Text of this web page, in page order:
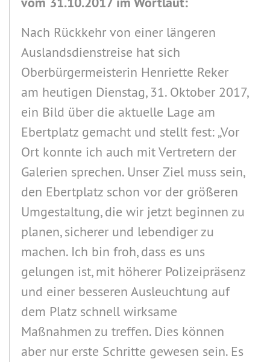
Nach Rückkehr von einer längeren
Auslandsdienstreise hat sich
Oberbürgermeisterin Henriette Reker
am heutigen Dienstag, 31. Oktober 2017,
ein Bild über die aktuelle Lage am
Ebertplatz gemacht und stellt fest: „Vor
Ort konnte ich auch mit Vertretern der
Galerien sprechen. Unser Ziel muss sein,
den Ebertplatz schon vor der größeren
Umgestaltung, die wir jetzt beginnen zu
planen, sicherer und lebendiger zu
machen. Ich bin froh, dass es uns
gelungen ist, mit höherer Polizeipräsenz
und einer besseren Ausleuchtung auf
dem Platz schnell wirksame
Maßnahmen zu treffen. Dies können
aber nur erste Schritte gewesen sein. Es